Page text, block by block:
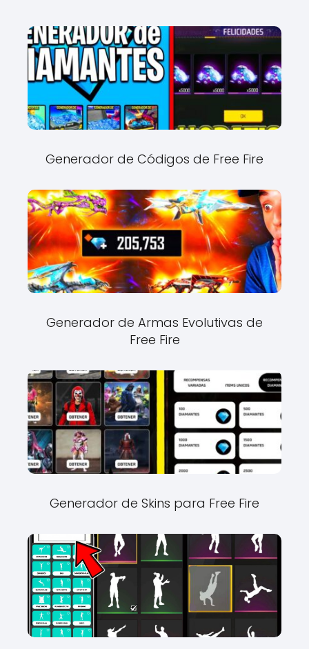
Generador de Códigos de Free Fire
Generador de Armas Evolutivas de
Free Fire
Generador de Skins para Free Fire